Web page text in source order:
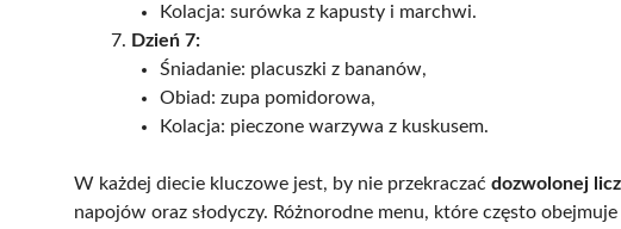
Kolacja: surówka z kapusty i marchwi.
Dzień 7:
Śniadanie: placuszki z bananów,
Obiad: zupa pomidorowa,
Kolacja: pieczone warzywa z kuskusem.
W każdej diecie kluczowe jest, by nie przekraczać dozwolonej
napojów oraz słodyczy. Różnorodne menu, które często